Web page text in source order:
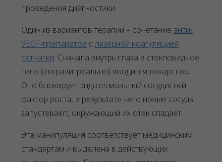
проведения диагностики.
Один из вариантов терапии – сочетание анти-
VEGF-препаратов с лазерной коагуляцией
сетчатки. Сначала внутрь глаза в стекловидное
тело (интравитреально) вводится лекарство.
Оно блокирует эндотелиальный сосудистый
фактор роста, в результате чего новые сосуды
запустевают, окружающий их отек спадает.
Эта манипуляция соответствует медицинским
стандартам и выделена в действующих